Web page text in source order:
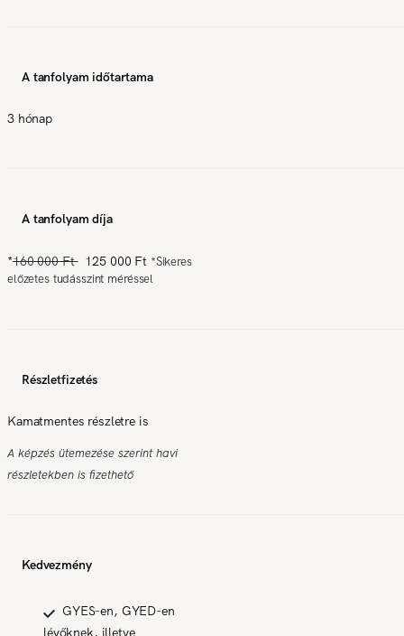
A tanfolyam időtartama
3 hónap
A tanfolyam díja
*160 000 Ft 125 000 Ft *Sikeres
előzetes tudásszint méréssel
Részletfizetés
Kamatmentes részletre is
A képzés ütemezése szerint havi
részletekben is fizethető
Kedvezmény
GYES-en, GYED-en
lévőknek, illetve